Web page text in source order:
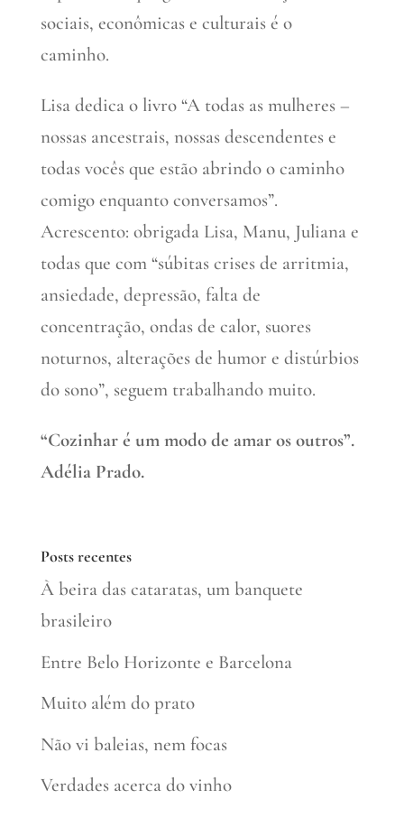
sociais, econômicas e culturais é o
caminho.
Lisa dedica o livro “A todas as mulheres –
nossas ancestrais, nossas descendentes e
todas vocês que estão abrindo o caminho
comigo enquanto conversamos”.
Acrescento: obrigada Lisa, Manu, Juliana e
todas que com “súbitas crises de arritmia,
ansiedade, depressão, falta de
concentração, ondas de calor, suores
noturnos, alterações de humor e distúrbios
do sono”, seguem trabalhando muito.
“Cozinhar é um modo de amar os outros”.
Adélia Prado.
Posts recentes
À beira das cataratas, um banquete
brasileiro
Entre Belo Horizonte e Barcelona
Muito além do prato
Não vi baleias, nem focas
Verdades acerca do vinho